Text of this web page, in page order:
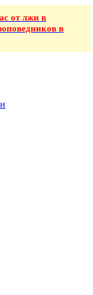
от лжи в
в